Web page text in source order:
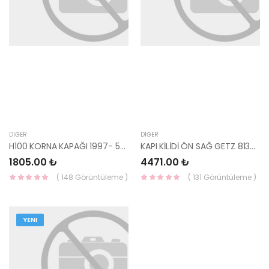
DIĞER
H100 KORNA KAPAĞI 1997- 56150-4B000-YS
1805.00 ₺
( 148 Görüntüleme )
DIĞER
KAPI KİLİDİ ÖN SAĞ GETZ 81320-1C020-HMC
4471.00 ₺
( 131 Görüntüleme )
YENI